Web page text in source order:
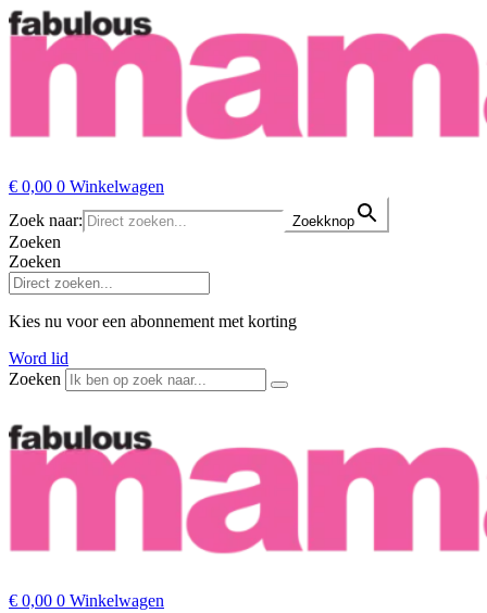
€ 0,00 0 Winkelwagen
Zoek naar:
Zoekknop
Zoeken
Zoeken
Kies nu voor een abonnement met korting
Word lid
Zoeken
€ 0,00 0 Winkelwagen